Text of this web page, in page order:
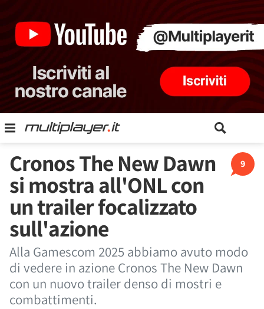
9
Cronos The New Dawn
si mostra all'ONL con
un trailer focalizzato
sull'azione
Alla Gamescom 2025 abbiamo avuto modo
di vedere in azione Cronos The New Dawn
con un nuovo trailer denso di mostri e
combattimenti.